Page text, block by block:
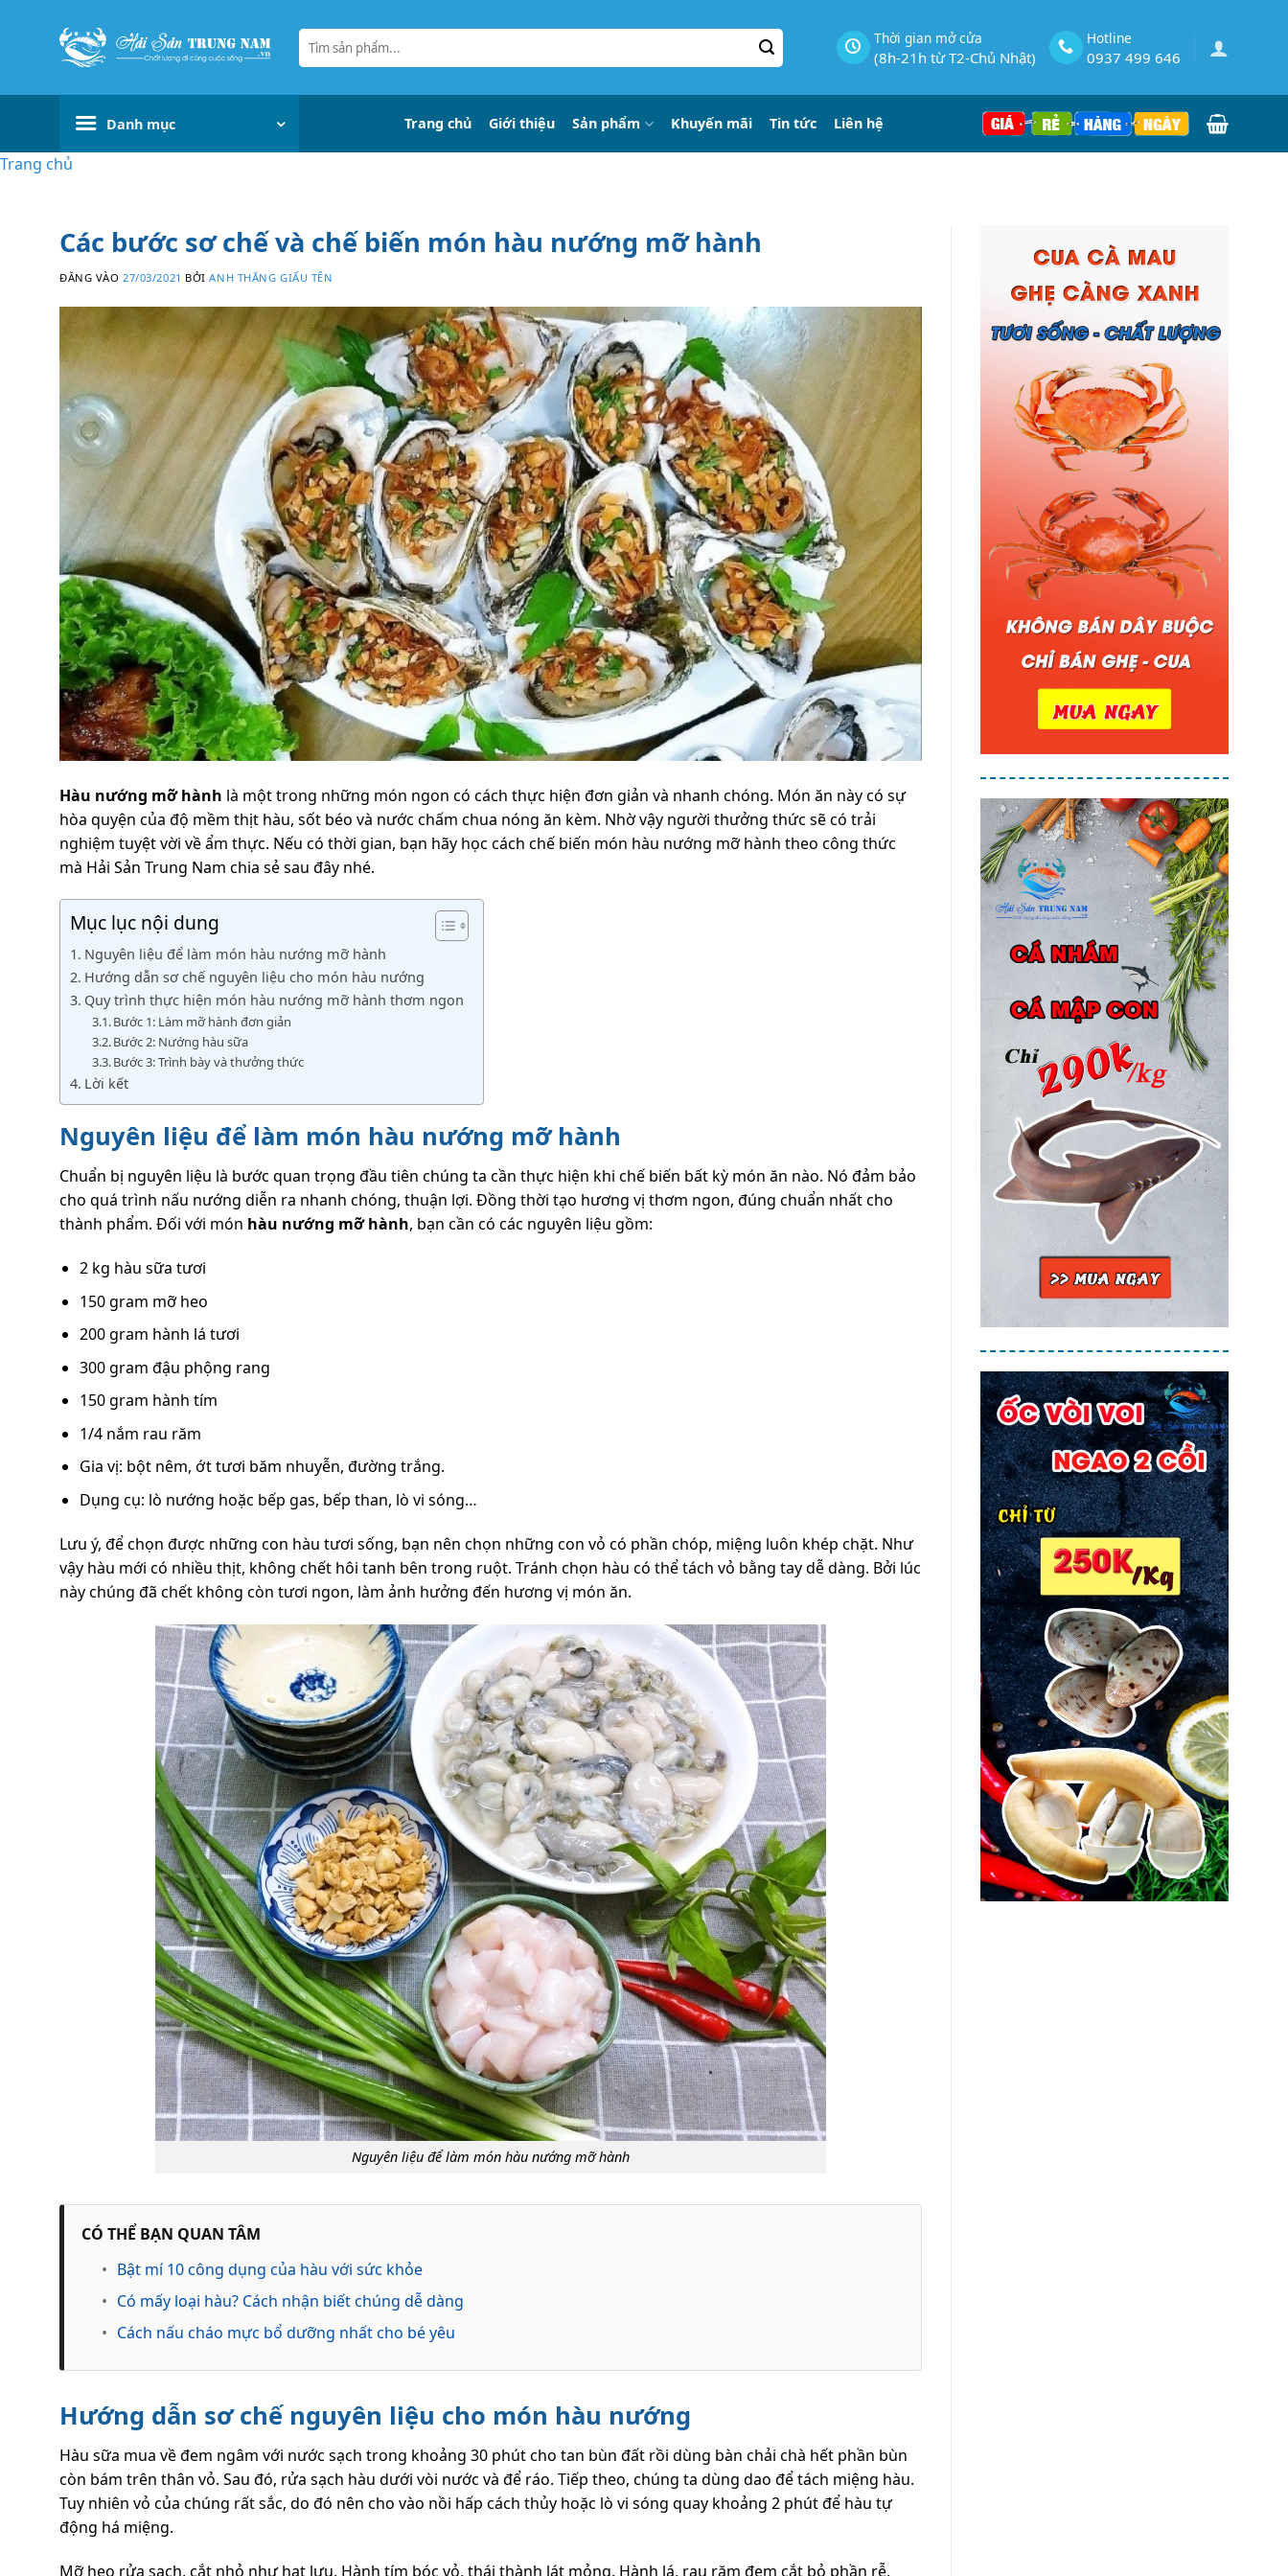
Tìm
kiếm:
Thời gian mở cửa
(8h-21h từ T2-Chủ Nhật)
Hotline
0937 499 646
Danh mục Trang chủ Giới thiệu Sản phẩm Khuyến mãi Tin tức Liên hệ
Trang chủ
Các bước sơ chế và chế biến món hàu nướng mỡ hành
ĐĂNG VÀO27/03/2021 BỞIANH THẮNG GIẤU TÊN
Hàu nướng mỡ hành là một trong những món ngon có cách thực hiện đơn giản và nhanh chóng. Món ăn này có sự
hòa quyện của độ mềm thịt hàu, sốt béo và nước chấm chua nóng ăn kèm. Nhờ vậy người thưởng thức sẽ có trải
nghiệm tuyệt vời về ẩm thực. Nếu có thời gian, bạn hãy học cách chế biến món hàu nướng mỡ hành theo công thức
mà Hải Sản Trung Nam chia sẻ sau đây nhé.
Mục lục nội dung
Nguyên liệu để làm món hàu nướng mỡ hành
Hướng dẫn sơ chế nguyên liệu cho món hàu nướng
Quy trình thực hiện món hàu nướng mỡ hành thơm ngon
Bước 1: Làm mỡ hành đơn giản
Bước 2: Nướng hàu sữa
Bước 3: Trình bày và thưởng thức
Lời kết
Nguyên liệu để làm món hàu nướng mỡ hành
Chuẩn bị nguyên liệu là bước quan trọng đầu tiên chúng ta cần thực hiện khi chế biến bất kỳ món ăn nào. Nó đảm bảo
cho quá trình nấu nướng diễn ra nhanh chóng, thuận lợi. Đồng thời tạo hương vị thơm ngon, đúng chuẩn nhất cho
thành phẩm. Đối với món hàu nướng mỡ hành, bạn cần có các nguyên liệu gồm:
2 kg hàu sữa tươi
150 gram mỡ heo
200 gram hành lá tươi
300 gram đậu phộng rang
150 gram hành tím
1/4 nắm rau răm
Gia vị: bột nêm, ớt tươi băm nhuyễn, đường trắng.
Dụng cụ: lò nướng hoặc bếp gas, bếp than, lò vi sóng…
Lưu ý, để chọn được những con hàu tươi sống, bạn nên chọn những con vỏ có phần chóp, miệng luôn khép chặt. Như
vậy hàu mới có nhiều thịt, không chết hôi tanh bên trong ruột. Tránh chọn hàu có thể tách vỏ bằng tay dễ dàng. Bởi lúc
này chúng đã chết không còn tươi ngon, làm ảnh hưởng đến hương vị món ăn.
Nguyên liệu để làm món hàu nướng mỡ hành
CÓ THỂ BẠN QUAN TÂM
• Bật mí 10 công dụng của hàu với sức khỏe
• Có mấy loại hàu? Cách nhận biết chúng dễ dàng
• Cách nấu cháo mực bổ dưỡng nhất cho bé yêu
Hướng dẫn sơ chế nguyên liệu cho món hàu nướng
Hàu sữa mua về đem ngâm với nước sạch trong khoảng 30 phút cho tan bùn đất rồi dùng bàn chải chà hết phần bùn
còn bám trên thân vỏ. Sau đó, rửa sạch hàu dưới vòi nước và để ráo. Tiếp theo, chúng ta dùng dao để tách miệng hàu.
Tuy nhiên vỏ của chúng rất sắc, do đó nên cho vào nồi hấp cách thủy hoặc lò vi sóng quay khoảng 2 phút để hàu tự
động há miệng.
Mỡ heo rửa sạch, cắt nhỏ như hạt lựu. Hành tím bóc vỏ, thái thành lát mỏng. Hành lá, rau răm đem cắt bỏ phần rễ,